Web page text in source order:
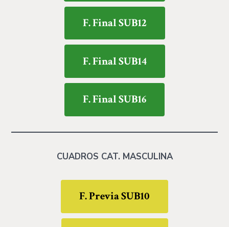
F. Final SUB12
F. Final SUB14
F. Final SUB16
CUADROS CAT. MASCULINA
F. Previa SUB10